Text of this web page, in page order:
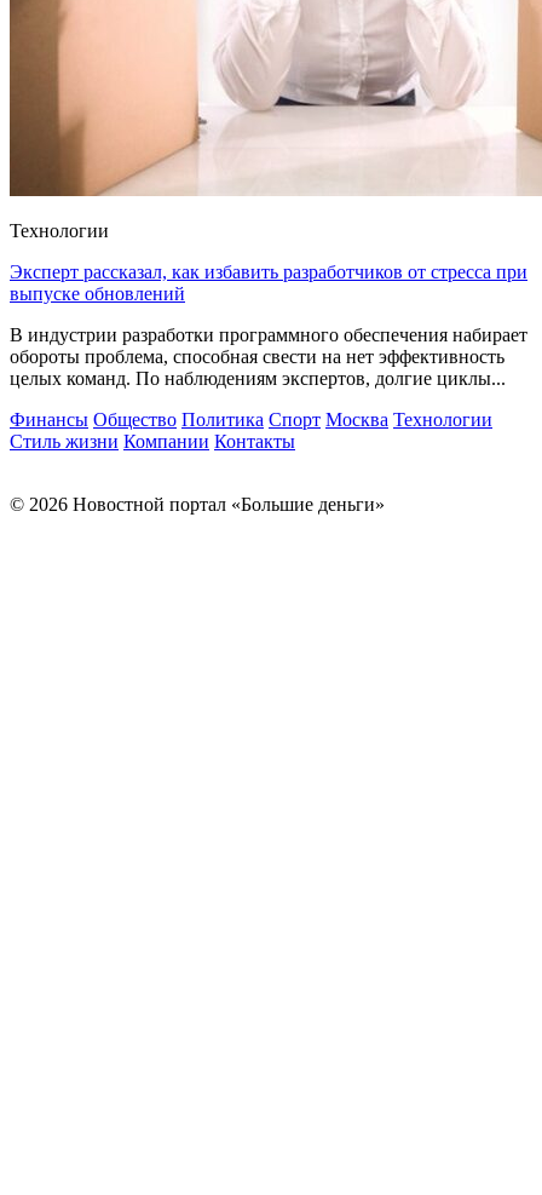
Технологии
Эксперт рассказал, как избавить разработчиков от стресса при
выпуске обновлений
В индустрии разработки программного обеспечения набирает
обороты проблема, способная свести на нет эффективность
целых команд. По наблюдениям экспертов, долгие циклы...
Финансы Общество Политика Спорт Москва Технологии
Стиль жизни Компании Контакты
© 2026 Новостной портал «Большие деньги»